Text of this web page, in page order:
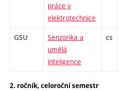
práce v
elektrotechnice
GSU
Senzorika a
umělá
inteligence
cs
2. ročník, celoroční semestr